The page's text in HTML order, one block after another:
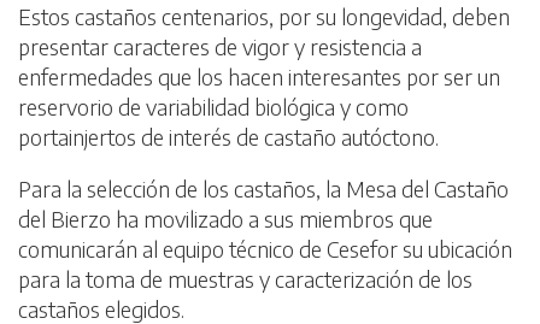
Estos castaños centenarios, por su longevidad, deben
presentar caracteres de vigor y resistencia a
enfermedades que los hacen interesantes por ser un
reservorio de variabilidad biológica y como
portainjertos de interés de castaño autóctono.
Para la selección de los castaños, la Mesa del Castaño
del Bierzo ha movilizado a sus miembros que
comunicarán al equipo técnico de Cesefor su ubicación
para la toma de muestras y caracterización de los
castaños elegidos.